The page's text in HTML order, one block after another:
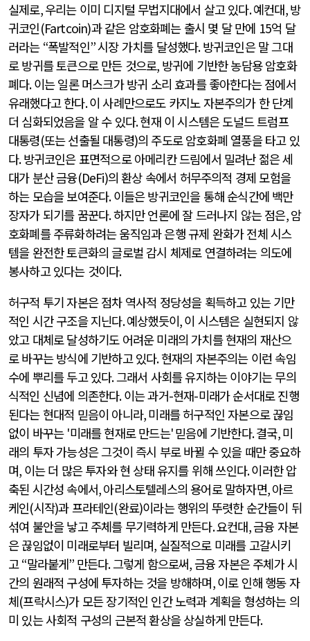
실제로,우리는 이미 디지털 무법지대에서 살고 있다.예컨대,방
귀코인(Fartcoin)과 같은 암호화폐는 출시 몇 달 만에 15억 달
러라는 “폭발적인”시장 가치를 달성했다.방귀코인은 말 그대
로 방귀를 토큰으로 만든 것으로, 방귀에 기반한 농담용 암호화
폐다.이는 일론 머스크가 방귀 소리 효과를 좋아한다는 점에서
유래했다고 한다.이 사례만으로도 카지노 자본주의가 한 단계
더 심화되었음을 알 수 있다.현재 이 시스템은 도널드 트럼프
대통령(또는 선출될 대통령)의 주도로 암호화폐 열풍을 타고 있
다.방귀코인은 표면적으로 아메리칸 드림에서 밀려난 젊은 세
대가 분산 금융(DeFi)의 환상 속에서 허무주의적 경제 모험을
하는 모습을 보여준다.이들은 방귀코인을 통해 순식간에 백만
장자가 되기를 꿈꾼다.하지만 언론에 잘 드러나지 않는 점은,암
호화폐를 주류화하려는 움직임과 은행 규제 완화가 전체 시스
템을 완전한 토큰화의 글로벌 감시 체제로 연결하려는 의도에
봉사하고 있다는 것이다.
허구적 투기 자본은 점차 역사적 정당성을 획득하고 있는 기만
적인 시간 구조을 지닌다.예상했듯이,이 시스템은 실현되지 않
았고 대체로 달성하기도 어려운 미래의 가치를 현재의 재산으
로 바꾸는 방식에 기반하고 있다.현재의 자본주의는 이런 속임
수에 뿌리를 두고 있다.그래서 사회를 유지하는 이야기는 무의
식적인 신념에 의존한다.이는 과거-현재-미래가 순서대로 진행
된다는 현대적 믿음이 아니라,미래를 허구적인 자본으로 끊임
없이 바꾸는 '미래를 현재로 만드는'믿음에 기반한다.결국,미
래의 투자 가능성은 그것이 즉시 부로 바뀔 수 있을 때만 중요하
며, 이는 더 많은 투자와 현 상태 유지를 위해 쓰인다.이러한 압
축된 시간성 속에서,아리스토텔레스의 용어로 말하자면,아르
케인(시작)과 프라테인(완료)이라는 행위의 뚜렷한 순간들이 뒤
섞여 불안을 낳고 주체를 무기력하게 만든다.요컨대,금융 자본
은 끊임없이 미래로부터 빌리며, 실질적으로 미래를 고갈시키
고“말라붙게” 만든다.그렇게 함으로써,금융 자본은 주체가 시
간의 원래적 구성에 투자하는 것을 방해하며,이로 인해 행동 자
체(프락시스)가 모든 장기적인 인간 노력과 계획을 형성하는 의
미 있는 사회적 구성의 근본적 환상을 상실하게 만든다.